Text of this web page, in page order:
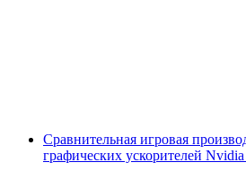
Сравнительная игровая
графических ускорителей